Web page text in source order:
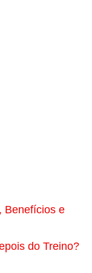
Benefícios e
do Treino?